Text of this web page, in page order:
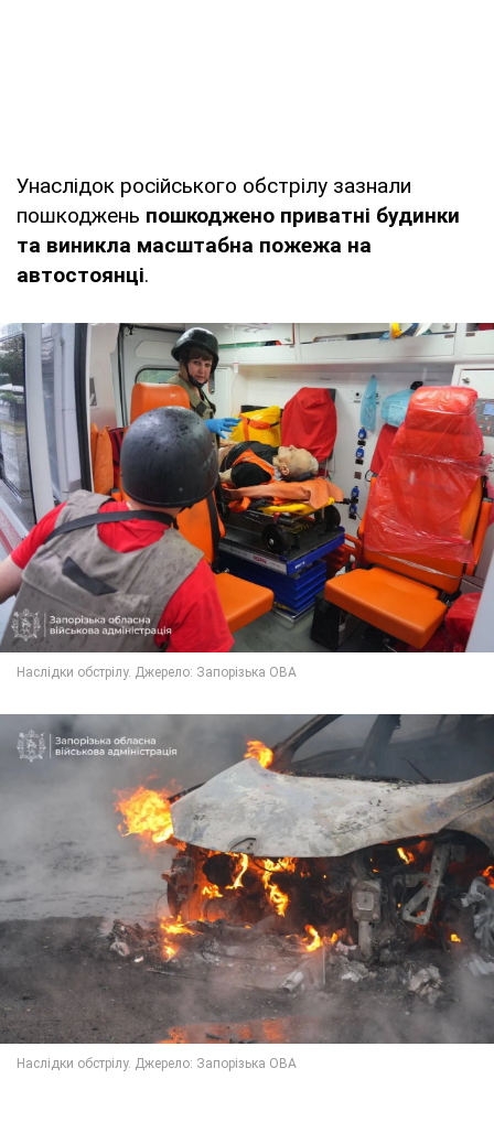
Унаслідок російського обстрілу зазнали
пошкоджень пошкоджено приватні будинки
та виникла масштабна пожежа на
автостоянці.